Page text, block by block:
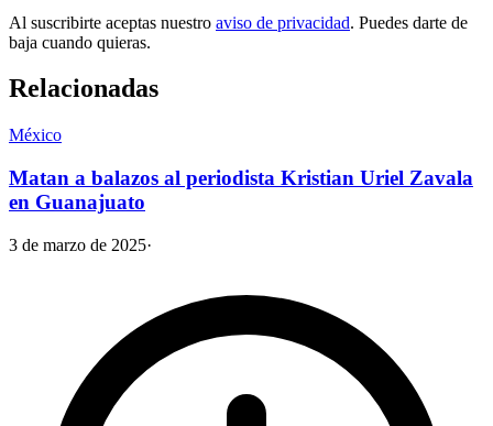
Al suscribirte aceptas nuestro aviso de privacidad. Puedes darte de
baja cuando quieras.
Relacionadas
México
Matan a balazos al periodista Kristian Uriel Zavala
en Guanajuato
3 de marzo de 2025·